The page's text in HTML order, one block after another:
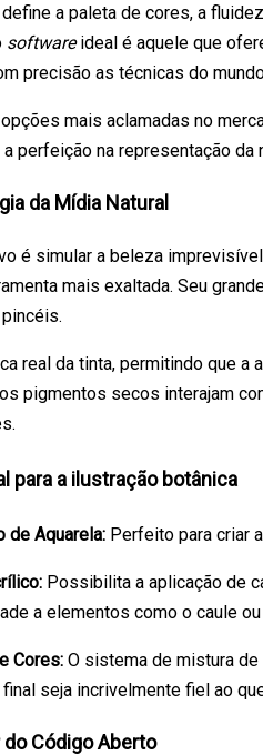
a paleta de cores, a
softwareideal é aquele que
precisão as técnicas do
mais aclamadas no
perfeição na representação da
da Mídia Natural
é simular a beleza
mais exaltada. Seu
real da tinta, permitindo que
pigmentos secos interajam
para a ilustração botânica
de Aquarela: Perfeito para criar
Possibilita a aplicação de
a elementos como o caule
Cores: O sistema de mistura
seja incrivelmente fiel ao
do Código Aberto